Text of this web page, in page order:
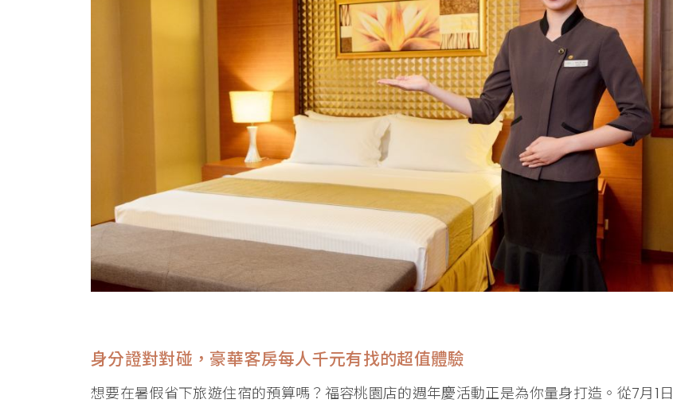
身分證對對碰，豪華客房每人千元有找的超值體驗
想要在暑假省下旅遊住宿的預算嗎？福容桃園店的週年慶活動正是為你量身打造。從7月1日